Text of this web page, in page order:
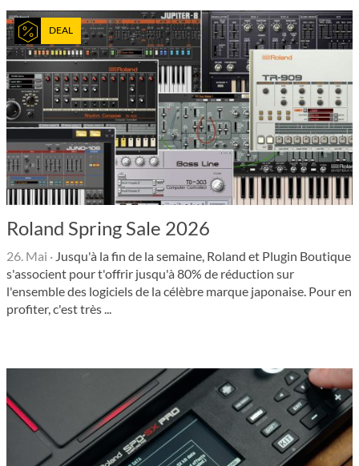
DEAL
Roland Spring Sale 2026
26. Mai · Jusqu'à la fin de la semaine, Roland et Plugin Boutique
s'associent pour t'offrir jusqu'à 80% de réduction sur
l'ensemble des logiciels de la célèbre marque japonaise. Pour en
profiter, c'est très ...